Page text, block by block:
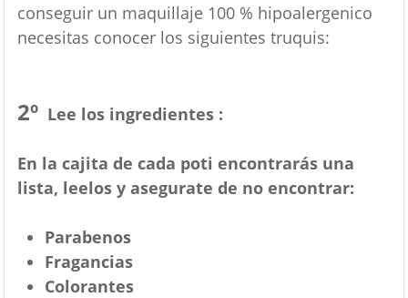
conseguir un maquillaje 100 % hipoalergenico
necesitas conocer los siguientes truquis:
2ºLee los ingredientes :
En la cajita de cada poti encontrarás una
lista, leelos y asegurate de no encontrar:
Parabenos
Fragancias
Colorantes